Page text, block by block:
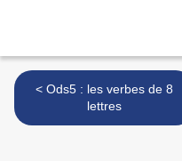
< Ods5 : les verbes de 8
lettres